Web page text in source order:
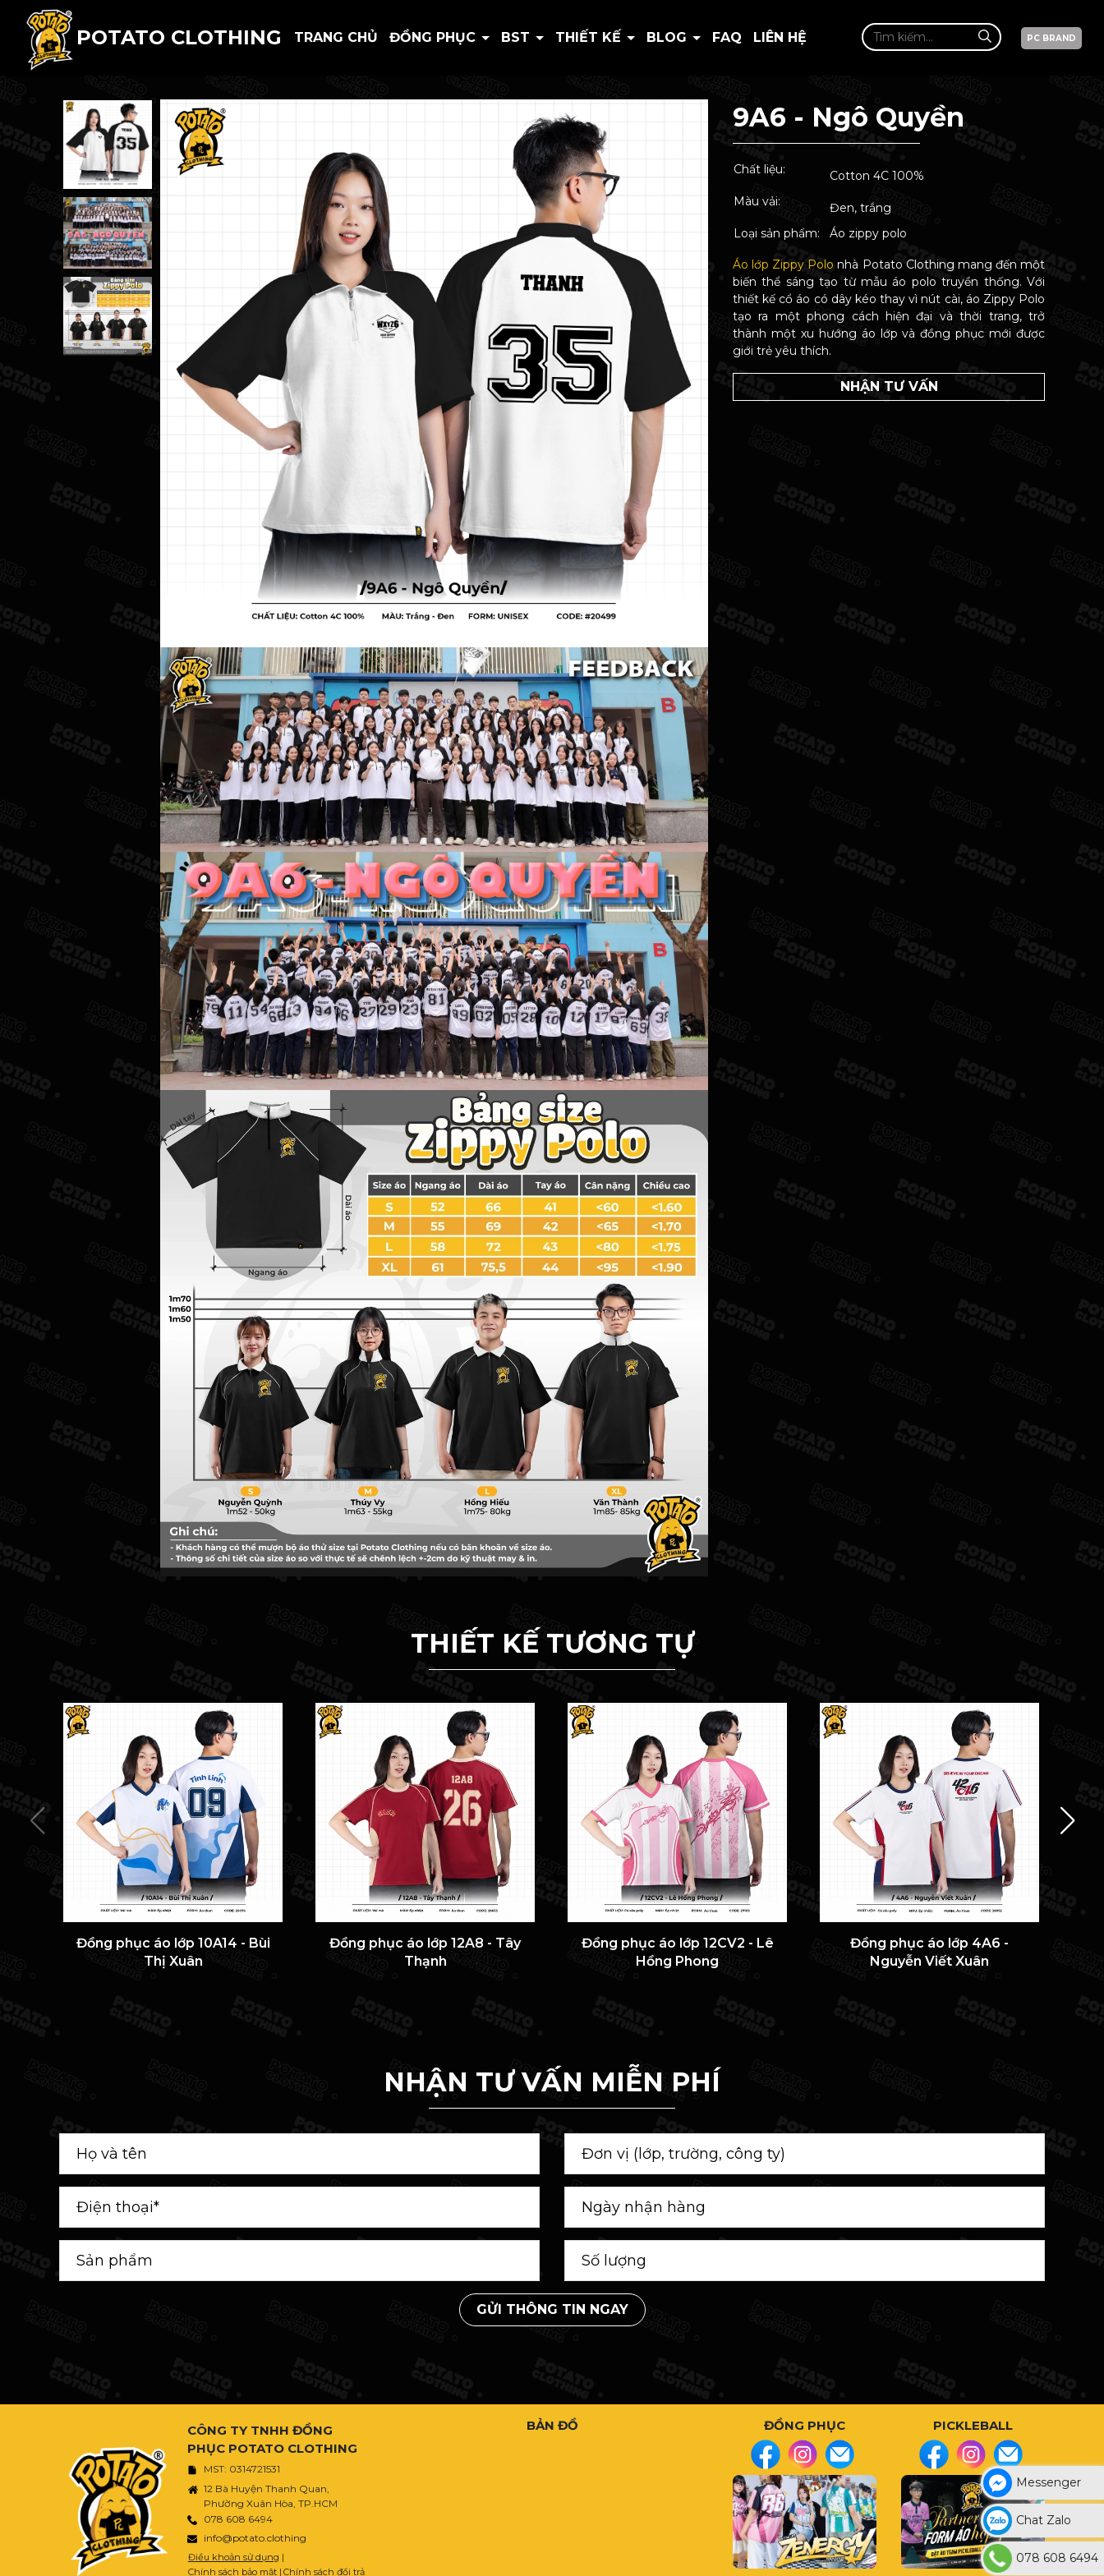
POTATO CLOTHING TRANG CHỦ ĐỒNG PHỤC BST THIẾT KẾ BLOG FAQ LIÊN HỆ PC BRAND
9A6 - Ngô Quyền
Chất liệu:
Cotton 4C 100%
Màu vải:
Đen, trắng
Loại sản phẩm:
Áo zippy polo
Áo lớp Zippy Polo nhà Potato Clothing mang đến một
biến thể sáng tạo từ mẫu áo polo truyền thống. Với
thiết kế cổ áo có dây kéo thay vì nút cài, áo Zippy Polo
tạo ra một phong cách hiện đại và thời trang, trở
thành một xu hướng áo lớp và đồng phục mới được
giới trẻ yêu thích.
NHẬN TƯ VẤN
THIẾT KẾ TƯƠNG TỰ
Đồng phục áo lớp 10A14 - Bùi
Thị Xuân
Đồng phục áo lớp 12A8 - Tây
Thạnh
Đồng phục áo lớp 12CV2 - Lê
Hồng Phong
Đồng phục áo lớp 4A6 -
Nguyễn Viết Xuân
NHẬN TƯ VẤN MIỄN PHÍ
GỬI THÔNG TIN NGAY
CÔNG TY TNHH ĐỒNG
PHỤC POTATO CLOTHING
MST: 0314721531
12 Bà Huyện Thanh Quan,
Phường Xuân Hòa, TP.HCM
078 608 6494
info@potato.clothing
Điều khoản sử dụng |
Chính sách bảo mật| Chính sách đổi trả
BẢN ĐỒ ĐỒNG PHỤC PICKLEBALL
Messenger
Chat Zalo
078 608 6494